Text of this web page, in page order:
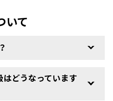
いて
はどうなっています